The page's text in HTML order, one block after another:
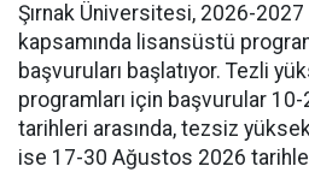
Şırnak Üniversitesi, 2026-
kapsamında lisansüstü
başvuruları başlatıyor. Tezli
programları için başvurular
tarihleri arasında, tezsiz
ise 17-30 Ağustos 2026